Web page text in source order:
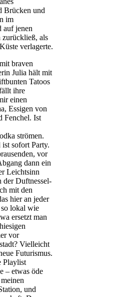
Brücken und
im
auf jenen
zurückließ, als
verlagerte.
braven
Julia hält mit
Tatoos
ihre
einen
Essigen von
Fenchel. Ist
strömen.
sofort Party.
vor
dann ein
Leichtsinn
der Duftnessel-
mit den
hier an jeder
lokal wie
ersetzt man
vor
Vielleicht
Futurismus.
Playlist
– etwas öde
und